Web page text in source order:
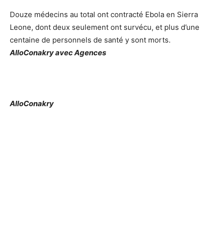
Douze médecins au total ont contracté Ebola en Sierra
Leone, dont deux seulement ont survécu, et plus d’une
centaine de personnels de santé y sont morts.
AlloConakry avec Agences
AlloConakry